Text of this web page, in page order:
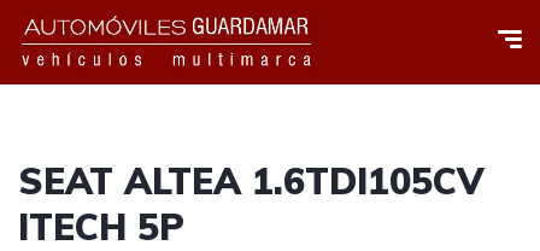
SEAT ALTEA 1.6TDI105CV
ITECH 5P